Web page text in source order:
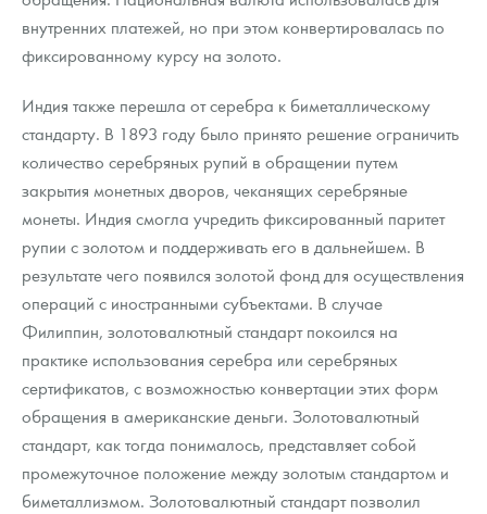
внутренних платежей, но при этом конвертировалась по
фиксированному курсу на золото.
Индия также перешла от серебра к биметаллическому
стандарту. В 1893 году было принято решение ограничить
количество серебряных рупий в обращении путем
закрытия монетных дворов, чеканящих серебряные
монеты. Индия смогла учредить фиксированный паритет
рупии с золотом и поддерживать его в дальнейшем. В
результате чего появился золотой фонд для осуществления
операций с иностранными субъектами. В случае
Филиппин, золотовалютный стандарт покоился на
практике использования серебра или серебряных
сертификатов, с возможностью конвертации этих форм
обращения в американские деньги. Золотовалютный
стандарт, как тогда понималось, представляет собой
промежуточное положение между золотым стандартом и
биметаллизмом. Золотовалютный стандарт позволил